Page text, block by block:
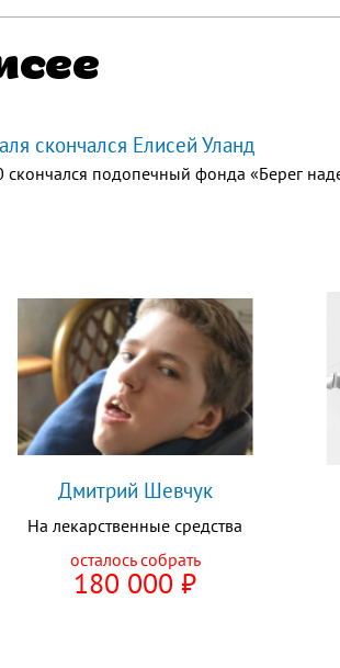
скончался Елисей Уланд
скончался подопечный фонда «Берег
Дмитрий Шевчук
На лекарственные средства
осталось собрать
180 000 ⃏